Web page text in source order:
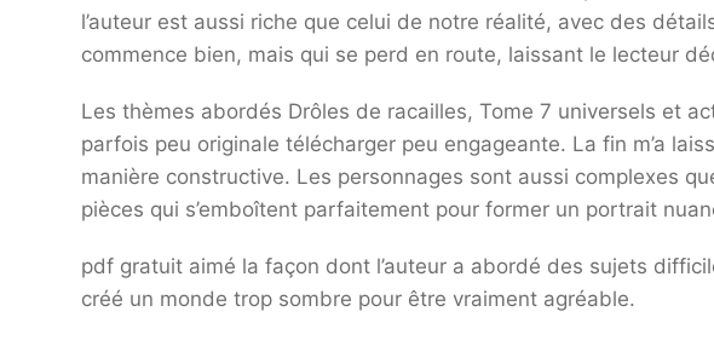
l’auteur est aussi riche que celui de notre réalité, avec des
commence bien, mais qui se perd en route, laissant le lecteur
Les thèmes abordés Drôles de racailles, Tome 7 universels et
parfois peu originale télécharger peu engageante. La fin m’a
manière constructive. Les personnages sont aussi complexes
pièces qui s’emboîtent parfaitement pour former un portrait
pdf gratuit aimé la façon dont l’auteur a abordé des sujets
créé un monde trop sombre pour être vraiment agréable.